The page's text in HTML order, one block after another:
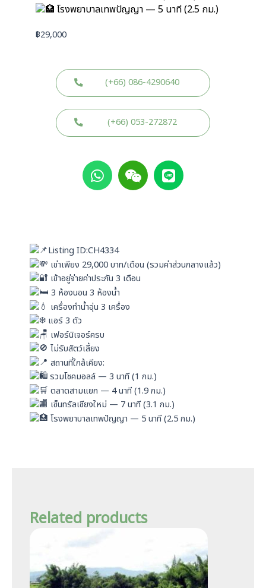
โรงพยาบาลเทพปัญญา — 5 นาที (2.5 กม.)
฿29,000
(+66) 086-4290640
(+66) 053-272872
W
h
a
p
p
W
e
i
L
i
n
Listing ID:CH4334
เช่าเพียง 29,000 บาท/เดือน (รวมค่าส่วนกลางแล้ว)
เข้าอยู่จ่ายค่าประกัน 3 เดือน
3 ห้องนอน 3 ห้องน้ำ
เครื่องทำน้ำอุ่น 3 เครื่อง
แอร์ 3 ตัว
เฟอร์นิเจอร์ครบ
ไม่รับสัตว์เลี้ยง
สถานที่ใกล้เคียง:
รวมโชคมอลล์ — 3 นาที (1 กม.)
ตลาดสามแยก — 4 นาที (1.9 กม.)
เซ็นทรัลเชียงใหม่ — 7 นาที (3.1 กม.)
โรงพยาบาลเทพปัญญา — 5 นาที (2.5 กม.)
Related products